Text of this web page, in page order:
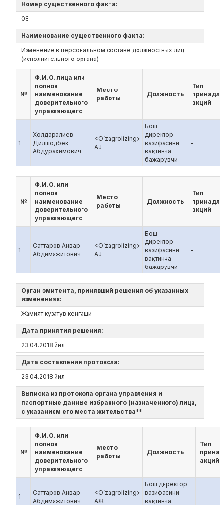
Номер существенного факта:
08
Наименование существенного факта:
Изменение в персональном составе должностных лиц
(исполнительного органа)
№
Ф.И.О. лица или
полное
наименование
доверительного
управляющего
Место
работы
Должность
Тип
акций
1
Холдаралиев
Дилшодбек
Абдурахимович
<O’zagrolizing>
AJ
Бош
директор
вазифасини
вақтинча
бажарувчи
-
№
Ф.И.О. или
полное
наименование
доверительного
управляющего
Место
работы
Должность
Тип
акций
1
Саттаров Анвар
Абдимажитович
<O’zagrolizing>
AJ
Бош
директор
вазифасини
вақтинча
бажарувчи
-
Орган эмитента, принявший решения об указанных
изменениях:
Жамият кузатув кенгаши
Дата принятия решения:
23.04.2018 йил
Дата составления протокола:
23.04.2018 йил
Выписка из протокола органа управления и
паспортные данные избранного (назначенного) лица,
с указанием его места жительства**
№
Ф.И.О. или
полное
наименование
доверительного
управляющего
Место
работы
Должность
Тип
акций
1
Саттаров Анвар
Абдимажитович
<O’zagrolizing>
АЖ
Бош директор
вазифасини
вақтинча
-